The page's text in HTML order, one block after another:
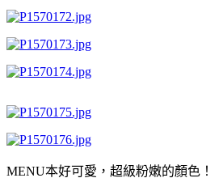
MENU本好可愛，超級粉嫩的顏色！